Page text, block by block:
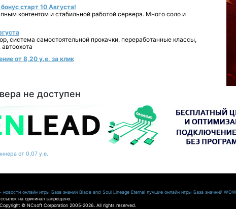
старт 10 Августа!
контентом и стабильной работой сервера. Много соло и
система самостоятельной прокачки, переработанные классы,
от 8,20 у.е. за клик
не доступен
от 0,07 у.е.
новости онлайн игры База знаний Blade and Soul Lineage Eternal лучшие онлайн игры База значний WOW
на оригинал запрещено.
© NCsoft Corporation 2005-2026. All rights reserved.